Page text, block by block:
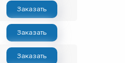
Заказать
Заказать
Заказать